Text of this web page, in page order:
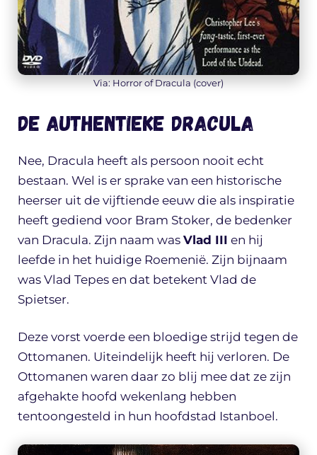
Via: Horror of Dracula (cover)
De authentieke Dracula
Nee, Dracula heeft als persoon nooit echt
bestaan. Wel is er sprake van een historische
heerser uit de vijftiende eeuw die als inspiratie
heeft gediend voor Bram Stoker, de bedenker
van Dracula. Zijn naam was Vlad III en hij
leefde in het huidige Roemenië. Zijn bijnaam
was Vlad Tepes en dat betekent Vlad de
Spietser.
Deze vorst voerde een bloedige strijd tegen de
Ottomanen. Uiteindelijk heeft hij verloren. De
Ottomanen waren daar zo blij mee dat ze zijn
afgehakte hoofd wekenlang hebben
tentoongesteld in hun hoofdstad Istanboel.